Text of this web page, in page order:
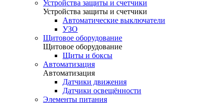
Устройства защиты и счетчики
Устройства защиты и счетчики
Автоматические выключатели
УЗО
Щитовое оборудование
Щитовое оборудование
Щиты и боксы
Автоматизация
Автоматизация
Датчики движения
Датчики освещённости
Элементы питания